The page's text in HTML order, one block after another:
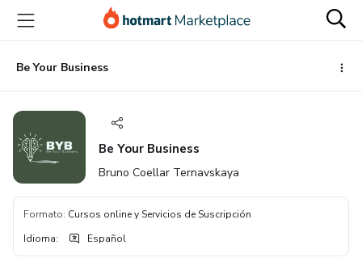
principal
página
de
página
Be Your Business
Be Your Business
Bruno Coellar Ternavskaya
Formato: Cursos online y Servicios de Suscripción
Idioma: Español